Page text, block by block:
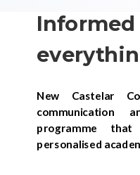
New Castelar
communication
programme
personalised